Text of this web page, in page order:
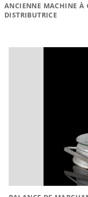
ANCIENNE MACHINE À
DISTRIBUTRICE